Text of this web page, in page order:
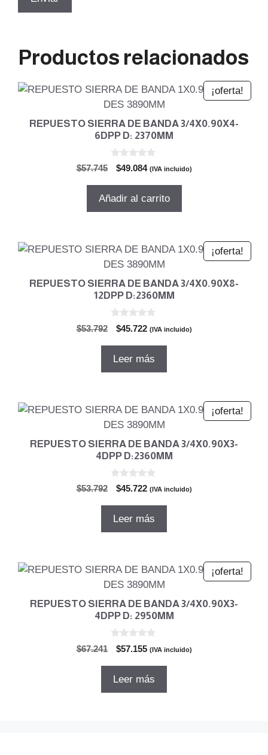
Productos relacionados
¡oferta!
REPUESTO SIERRA DE BANDA 3/4X0.90X4-
6DPP D: 2370MM
$57.745
El
original
$49.084El
actual
(IVA incluido)
Añadir al carrito
¡oferta!
REPUESTO SIERRA DE BANDA 3/4X0.90X8-
12DPP D:2360MM
$53.792
El
original
$45.722El
actual
(IVA incluido)
Leer más
¡oferta!
REPUESTO SIERRA DE BANDA 3/4X0.90X3-
4DPP D:2360MM
$53.792
El
original
$45.722El
actual
(IVA incluido)
Leer más
¡oferta!
REPUESTO SIERRA DE BANDA 3/4X0.90X3-
4DPP D: 2950MM
$67.241
El
original
$57.155El
actual
(IVA incluido)
Leer más